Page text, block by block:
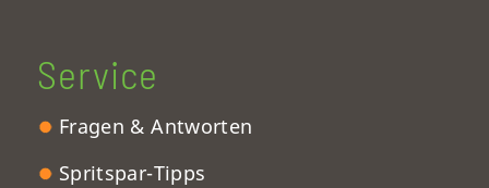
Service
Fragen & Antworten
Spritspar-Tipps